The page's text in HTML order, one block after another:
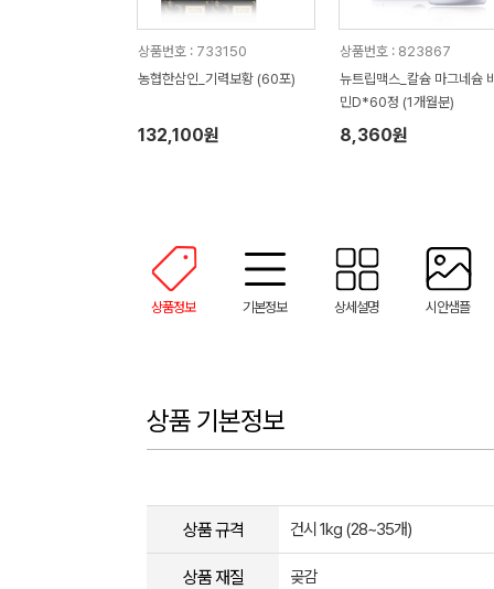
상품번호 : 733150
농협한삼인_기력보황 (60포)
132,100원
상품번호 : 823867
뉴트립맥스_칼슘 마그네슘
민D*60정 (1개월분)
8,360원
상품정보 기본정보 상세설명 시안샘플
상품 기본정보
상품 규격 건시 1kg (28~35개)
상품 재질 곶감